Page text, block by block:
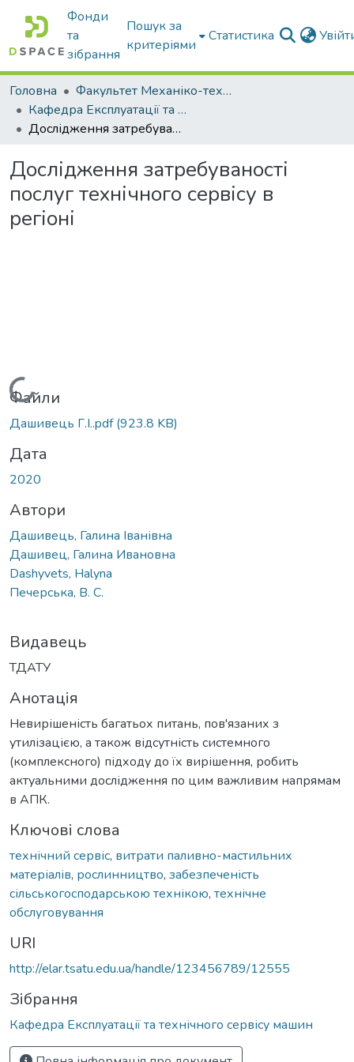
Фонди
та
зібрання
Пошук за
критеріями
Статистика
Головна
Факультет Механіко-технологічний
Кафедра Експлуатації та технічного сервісу машин
Дослідження затребуваності послуг технічного сервісу в регіоні
Дослідження затребуваності
послуг технічного сервісу в
регіоні
Вантажиться...
Файли
Дашивець Г.І..pdf(923.8 KB)
Дата
2020
Автори
Дашивець, Галина Іванівна
Дашивец, Галина Ивановна
Dashyvets, Halyna
Печерська, В. С.
Видавець
ТДАТУ
Анотація
Невирішеність багатьох питань, пов'язаних з
утилізацією, а також відсутність системного
(комплексного) підходу до їх вирішення, робить
актуальними дослідження по цим важливим напрямам
в АПК.
Ключові слова
технічний сервіс, витрати паливно-мастильних
матеріалів, рослинництво, забезпеченість
сільськогосподарською технікою, технічне
обслуговування
URI
http://elar.tsatu.edu.ua/handle/123456789/12555
Зібрання
Кафедра Експлуатації та технічного сервісу машин